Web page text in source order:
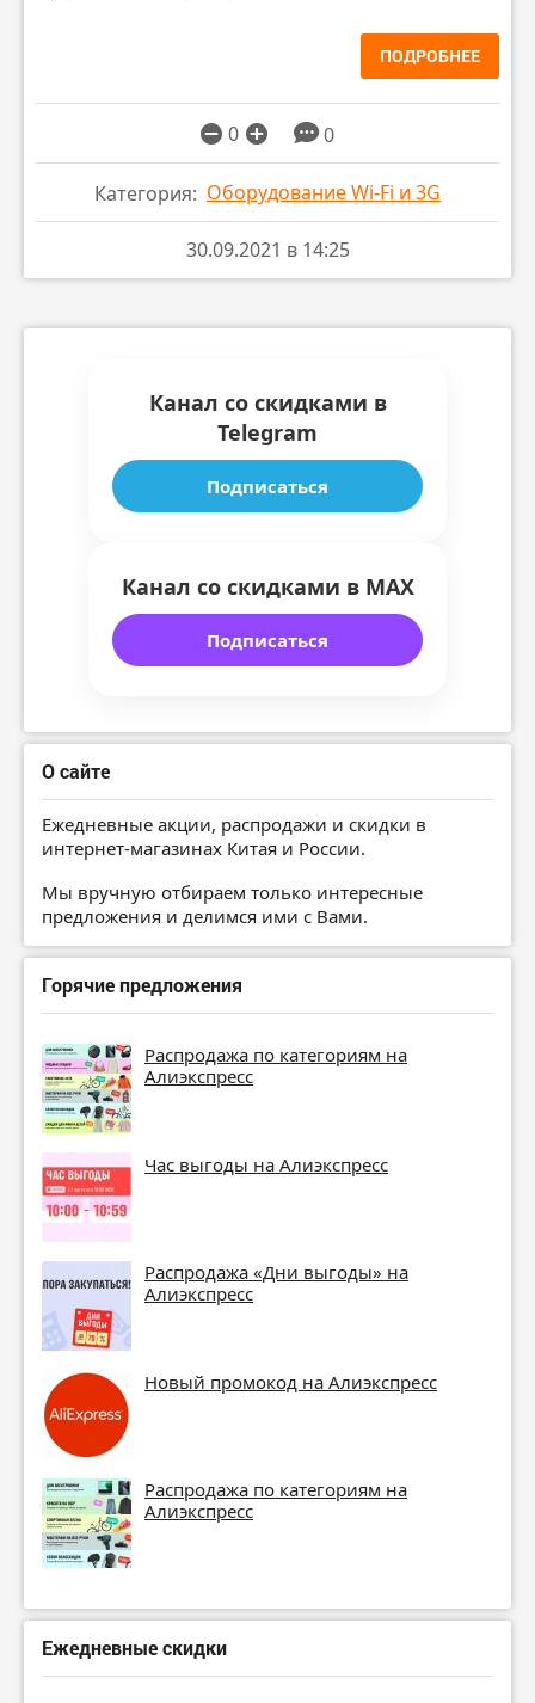
ПОДРОБНЕЕ
0 0
Категория: Оборудование Wi-Fi и 3G
30.09.2021 в 14:25
Канал со скидками в
Telegram
Подписаться
Канал со скидками в MAX
Подписаться
О сайте
Ежедневные акции, распродажи и скидки в
интернет-магазинах Китая и России.
Мы вручную отбираем только интересные
предложения и делимся ими с Вами.
Горячие предложения
Распродажа по категориям на
Алиэкспресс
Час выгоды на Алиэкспресс
Распродажа «Дни выгоды» на
Алиэкспресс
Новый промокод на Алиэкспресс
Распродажа по категориям на
Алиэкспресс
Ежедневные скидки